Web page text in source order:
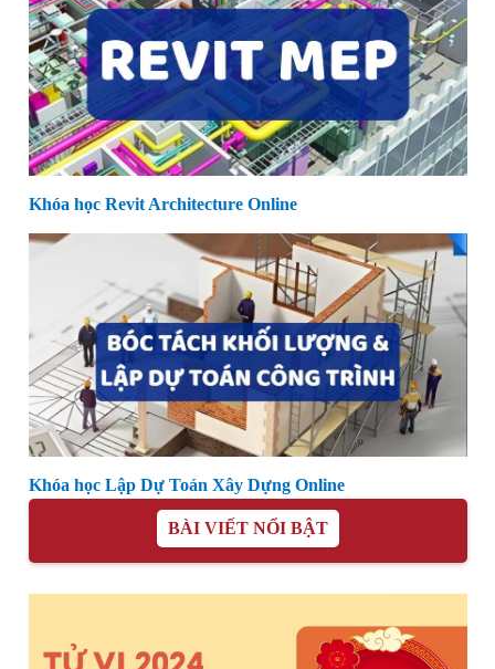
Khóa học Revit Architecture Online
Khóa học Lập Dự Toán Xây Dựng Online
BÀI VIẾT NỔI BẬT